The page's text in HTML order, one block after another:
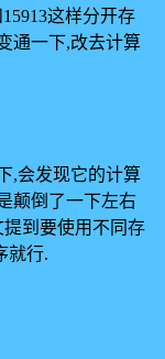
这样分开存
通一下,改去计算
,会发现它的计算
颠倒了一下左右
到要使用不同存
就行.